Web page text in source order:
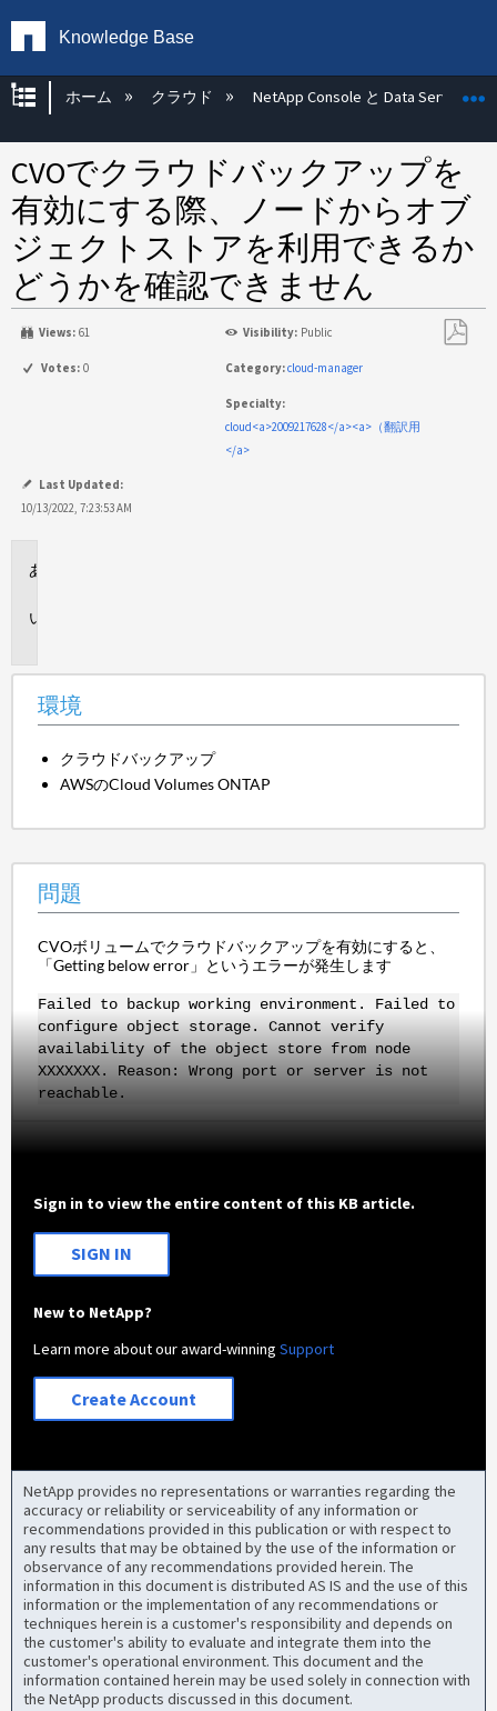
Knowledge Base
グローバル階層を展開/折りたたむ
ホーム クラウド NetApp Console と Data Services
CVOでクラウドバックアップを
有効にする際、ノードからオブ
ジェクトストアを利用できるか
どうかを確認できません
Views: 61 Visibility: Public
Votes: 0 Category:cloud-manager
Specialty:
cloud<a>2009217628</a><a>（翻訳用
</a>
Last Updated:
10/13/2022, 7:23:53 AM
環境
クラウドバックアップ
AWSのCloud Volumes ONTAP
問題
CVOボリュームでクラウドバックアップを有効にすると、
「Getting below error」というエラーが発生します
Failed to backup working environment. Failed to
configure object storage. Cannot verify
availability of the object store from node
XXXXXXX. Reason: Wrong port or server is not
reachable.
Sign in to view the entire content of this KB article.
SIGN IN
New to NetApp?
Learn more about our award-winningSupport
Create Account
NetApp provides no representations or warranties regarding the
accuracy or reliability or serviceability of any information or
recommendations provided in this publication or with respect to
any results that may be obtained by the use of the information or
observance of any recommendations provided herein. The
information in this document is distributed AS IS and the use of this
information or the implementation of any recommendations or
techniques herein is a customer's responsibility and depends on
the customer's ability to evaluate and integrate them into the
customer's operational environment. This document and the
information contained herein may be used solely in connection with
the NetApp products discussed in this document.